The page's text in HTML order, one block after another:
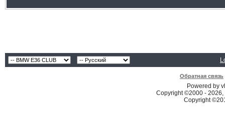
Обратная связь
Powered by
Copyright ©2000 -
Copyright